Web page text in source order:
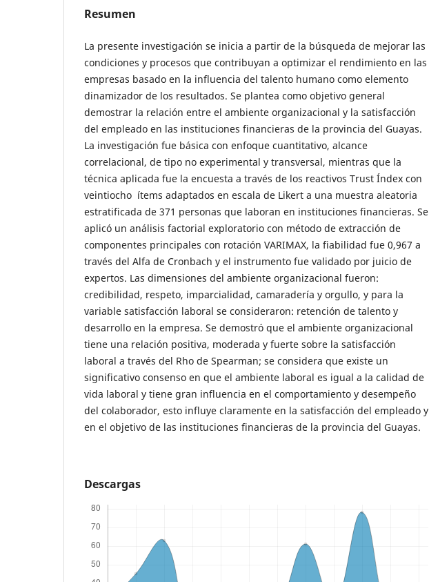
Resumen
La presente investigación se inicia a partir de la búsqueda de mejorar las
condiciones y procesos que contribuyan a optimizar el rendimiento en las
empresas basado en la influencia del talento humano como elemento
dinamizador de los resultados. Se plantea como objetivo general
demostrar la relación entre el ambiente organizacional y la satisfacción
del empleado en las instituciones financieras de la provincia del Guayas.
La investigación fue básica con enfoque cuantitativo, alcance
correlacional, de tipo no experimental y transversal, mientras que la
técnica aplicada fue la encuesta a través de los reactivos Trust Índex con
veintiocho ítems adaptados en escala de Likert a una muestra aleatoria
estratificada de 371 personas que laboran en instituciones financieras. Se
aplicó un análisis factorial exploratorio con método de extracción de
componentes principales con rotación VARIMAX, la fiabilidad fue 0,967 a
través del Alfa de Cronbach y el instrumento fue validado por juicio de
expertos. Las dimensiones del ambiente organizacional fueron:
credibilidad, respeto, imparcialidad, camaradería y orgullo, y para la
variable satisfacción laboral se consideraron: retención de talento y
desarrollo en la empresa. Se demostró que el ambiente organizacional
tiene una relación positiva, moderada y fuerte sobre la satisfacción
laboral a través del Rho de Spearman; se considera que existe un
significativo consenso en que el ambiente laboral es igual a la calidad de
vida laboral y tiene gran influencia en el comportamiento y desempeño
del colaborador, esto influye claramente en la satisfacción del empleado y
en el objetivo de las instituciones financieras de la provincia del Guayas.
Descargas